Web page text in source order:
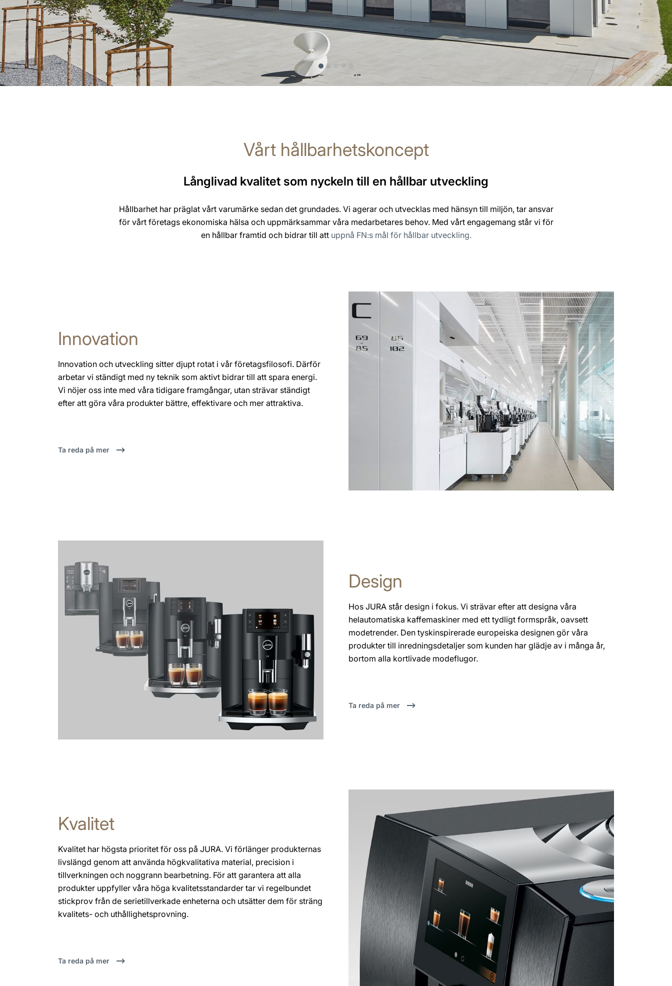
Vårt hållbarhetskoncept
Långlivad kvalitet som nyckeln till en hållbar utveckling
Hållbarhet har präglat vårt varumärke sedan det grundades. Vi agerar och utvecklas med hänsyn till miljön, tar ansvar
för vårt företags ekonomiska hälsa och uppmärksammar våra medarbetares behov. Med vårt engagemang står vi för
en hållbar framtid och bidrar till att uppnå FN:s mål för hållbar utveckling.
Innovation
Innovation och utveckling sitter djupt rotat i vår företagsfilosofi. Därför
arbetar vi ständigt med ny teknik som aktivt bidrar till att spara energi.
Vi nöjer oss inte med våra tidigare framgångar, utan strävar ständigt
efter att göra våra produkter bättre, effektivare och mer attraktiva.
Ta reda på mer
Design
Hos JURA står design i fokus. Vi strävar efter att designa våra
helautomatiska kaffemaskiner med ett tydligt formspråk, oavsett
modetrender. Den tyskinspirerade europeiska designen gör våra
produkter till inredningsdetaljer som kunden har glädje av i många år,
bortom alla kortlivade modeflugor.
Ta reda på mer
Kvalitet
Kvalitet har högsta prioritet för oss på JURA. Vi förlänger produkternas
livslängd genom att använda högkvalitativa material, precision i
tillverkningen och noggrann bearbetning. För att garantera att alla
produkter uppfyller våra höga kvalitetsstandarder tar vi regelbundet
stickprov från de serietillverkade enheterna och utsätter dem för sträng
kvalitets- och uthållighetsprovning.
Ta reda på mer